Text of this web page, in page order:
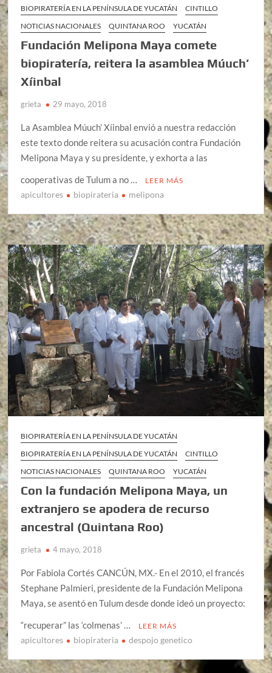
BIOPIRATERÍA EN LA PENÍNSULA DE YUCATÁN
CINTILLO
NOTICIAS NACIONALES
QUINTANA ROO YUCATÁN
Fundación Melipona Maya comete
biopiratería, reitera la asamblea Múuch’
Xíinbal
grieta 29 mayo, 2018
La Asamblea Múuch’ Xíinbal envió a nuestra redacción
este texto donde reitera su acusación contra Fundación
Melipona Maya y su presidente, y exhorta a las
cooperativas de Tulum a no …
LEER MÁS
apicultores biopirateria melipona
BIOPIRATERÍA EN LA PENÍNSULA DE YUCATÁN
BIOPIRATERÍA EN LA PENÍNSULA DE YUCATÁN
CINTILLO
NOTICIAS NACIONALES
QUINTANA ROO YUCATÁN
Con la fundación Melipona Maya, un
extranjero se apodera de recurso
ancestral (Quintana Roo)
grieta 4 mayo, 2018
Por Fabiola Cortés CANCÚN, MX.- En el 2010, el francés
Stephane Palmieri, presidente de la Fundación Melipona
Maya, se asentó en Tulum desde donde ideó un proyecto:
“recuperar” las ‘colmenas’ …
LEER MÁS
apicultores biopirateria despojo genetico